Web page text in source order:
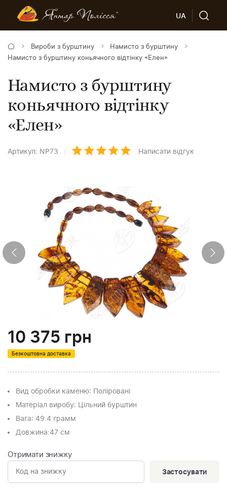
UA
Вироби з бурштину
Намисто з бурштину
Намисто з бурштину коньячного відтінку «Елен»
Намисто з бурштину
коньячного відтінку
«Елен»
Артикул: NP73 Написати відгук
10 375 грн
Безкоштовна доставка
Вид обробки каменю: Поліровані
Матеріал виробу: Цільний бурштин
Вага: 49.4 грамм
Довжина:47 см
Отримати знижку
Застосувати